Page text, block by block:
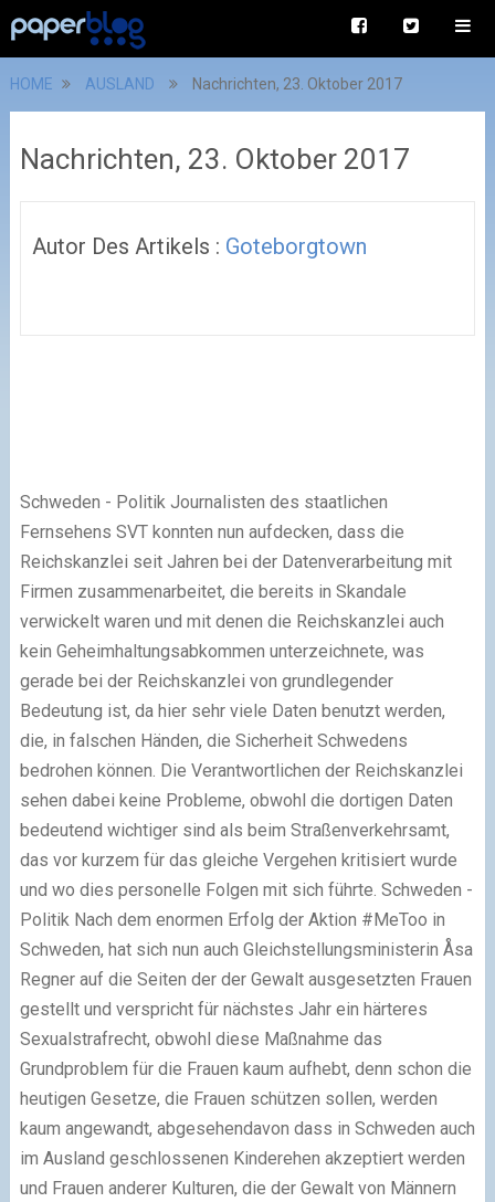
HOME AUSLAND Nachrichten, 23. Oktober 2017
Nachrichten, 23. Oktober 2017
Autor Des Artikels : Goteborgtown
Schweden - Politik Journalisten des staatlichen
Fernsehens SVT konnten nun aufdecken, dass die
Reichskanzlei seit Jahren bei der Datenverarbeitung mit
Firmen zusammenarbeitet, die bereits in Skandale
verwickelt waren und mit denen die Reichskanzlei auch
kein Geheimhaltungsabkommen unterzeichnete, was
gerade bei der Reichskanzlei von grundlegender
Bedeutung ist, da hier sehr viele Daten benutzt werden,
die, in falschen Händen, die Sicherheit Schwedens
bedrohen können. Die Verantwortlichen der Reichskanzlei
sehen dabei keine Probleme, obwohl die dortigen Daten
bedeutend wichtiger sind als beim Straßenverkehrsamt,
das vor kurzem für das gleiche Vergehen kritisiert wurde
und wo dies personelle Folgen mit sich führte. Schweden -
Politik Nach dem enormen Erfolg der Aktion #MeToo in
Schweden, hat sich nun auch Gleichstellungsministerin Åsa
Regner auf die Seiten der der Gewalt ausgesetzten Frauen
gestellt und verspricht für nächstes Jahr ein härteres
Sexualstrafrecht, obwohl diese Maßnahme das
Grundproblem für die Frauen kaum aufhebt, denn schon die
heutigen Gesetze, die Frauen schützen sollen, werden
kaum angewandt, abgesehendavon dass in Schweden auch
im Ausland geschlossenen Kinderehen akzeptiert werden
und Frauen anderer Kulturen, die der Gewalt von Männern